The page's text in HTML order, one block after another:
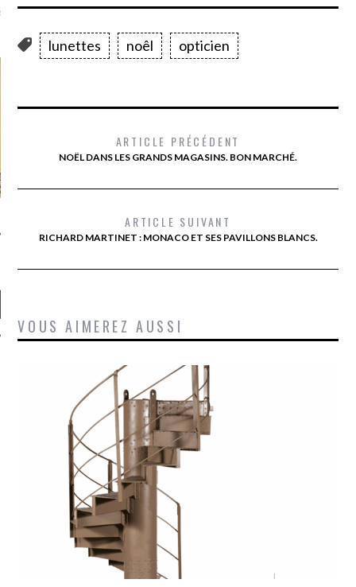
je ne parle presque que
lunettes noêl opticien
ARTICLE PRÉCÉDENT
NOËL DANS LES GRANDS MAGASINS. BON MARCHÉ.
ARTICLE SUIVANT
RICHARD MARTINET : MONACO ET SES PAVILLONS BLANCS.
VOUS AIMEREZ AUSSI